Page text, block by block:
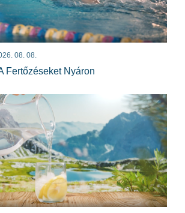
08. 08.
Fertőzéseket Nyáron